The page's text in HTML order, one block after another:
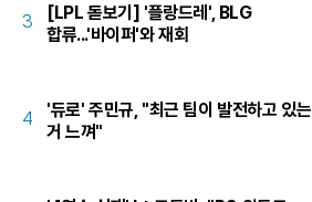
3
[LPL 돋보기] '플랑드레', BLG
합류...'바이퍼'와 재회
4
'듀로' 주민규, "최근 팀이 발전하고 있는
거 느껴"